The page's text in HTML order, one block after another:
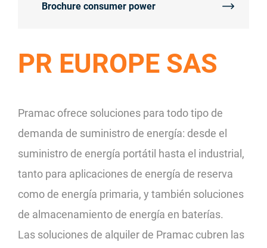
Brochure consumer power
PR EUROPE SAS
Pramac ofrece soluciones para todo tipo de
demanda de suministro de energía: desde el
suministro de energía portátil hasta el industrial,
tanto para aplicaciones de energía de reserva
como de energía primaria, y también soluciones
de almacenamiento de energía en baterías.
Las soluciones de alquiler de Pramac cubren las